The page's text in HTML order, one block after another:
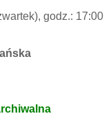
godz.: 17:00